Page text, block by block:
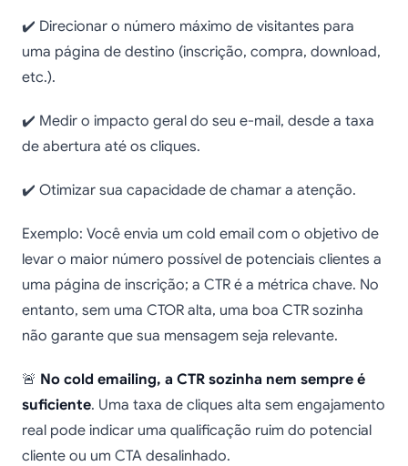
✔️ Direcionar o número máximo de visitantes para
uma página de destino (inscrição, compra, download,
etc.).
✔️ Medir o impacto geral do seu e-mail, desde a taxa
de abertura até os cliques.
✔️ Otimizar sua capacidade de chamar a atenção.
Exemplo: Você envia um cold email com o objetivo de
levar o maior número possível de potenciais clientes a
uma página de inscrição; a CTR é a métrica chave. No
entanto, sem uma CTOR alta, uma boa CTR sozinha
não garante que sua mensagem seja relevante.
🚨 No cold emailing, a CTR sozinha nem sempre é
suficiente. Uma taxa de cliques alta sem engajamento
real pode indicar uma qualificação ruim do potencial
cliente ou um CTA desalinhado.